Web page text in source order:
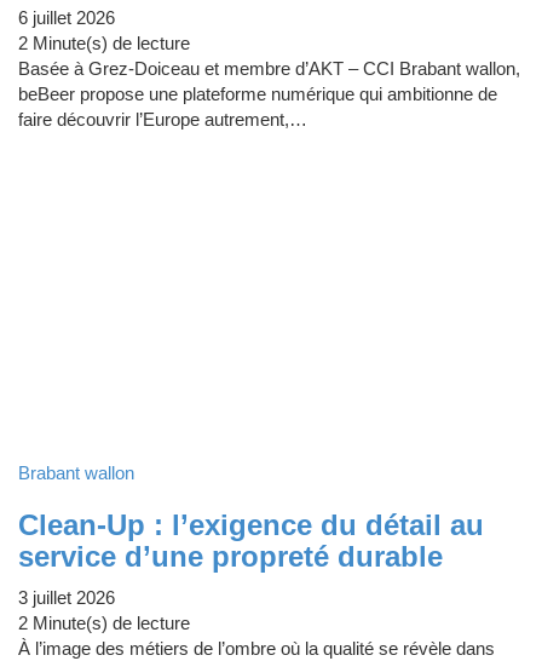
6 juillet 2026
2 Minute(s) de lecture
Basée à Grez-Doiceau et membre d’AKT – CCI Brabant wallon,
beBeer propose une plateforme numérique qui ambitionne de
faire découvrir l’Europe autrement,…
Brabant wallon
Clean-Up : l’exigence du détail au
service d’une propreté durable
3 juillet 2026
2 Minute(s) de lecture
À l’image des métiers de l’ombre où la qualité se révèle dans